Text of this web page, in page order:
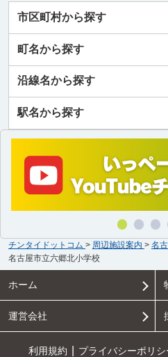
市区町村から探す
町名から探す
沿線名から探す
駅名から探す
チンタイドットコム > 周辺施設案内 > 名
名古屋市立六郷北小学校
ホーム
運営会社
利用規約 プライバシーポリシ